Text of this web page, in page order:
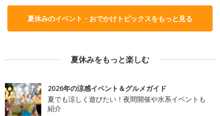
夏休みのイベント・おでかけトピックスをもっと見る
夏休みをもっと楽しむ
2026年の涼感イベント＆グルメガイド
夏でも涼しく遊びたい！夜間開催や水系イベントも
紹介